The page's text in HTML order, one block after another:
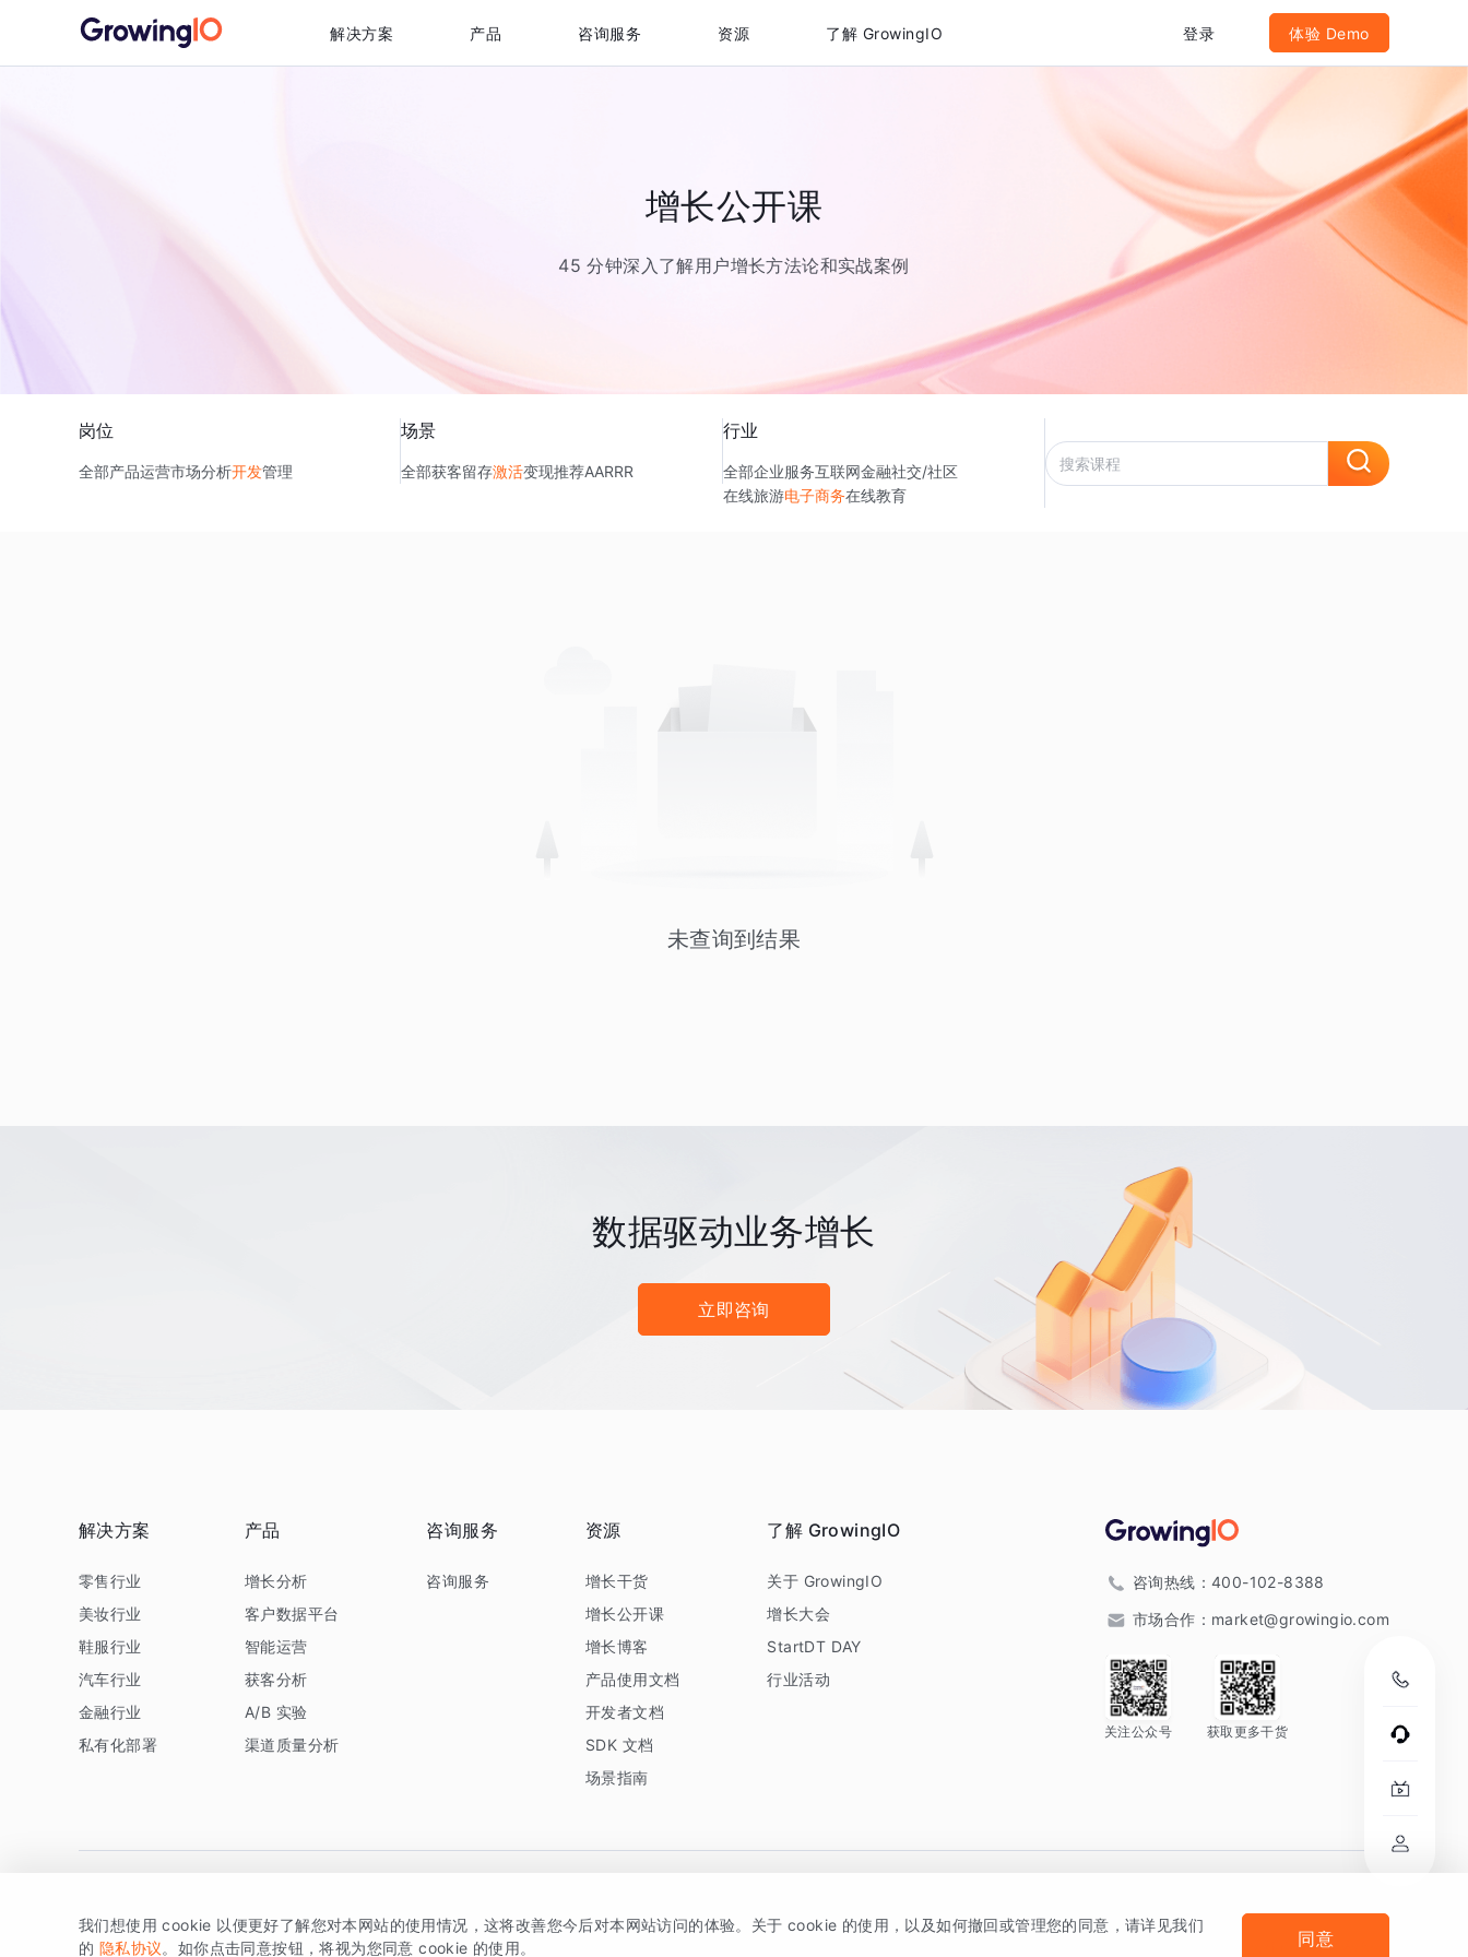
解决方案 产品 咨询服务 资源 了解 GrowingIO 登录 体验 Demo
增长公开课
45 分钟深入了解用户增长方法论和实战案例
岗位
全部产品运营市场分析开发管理
场景
全部获客留存激活变现推荐AARRR
行业
全部企业服务互联网金融社交/社区
在线旅游电子商务在线教育
未查询到结果
数据驱动业务增长
立即咨询
解决方案
零售行业
美妆行业
鞋服行业
汽车行业
金融行业
私有化部署
产品
增长分析
客户数据平台
智能运营
获客分析
A/B 实验
渠道质量分析
咨询服务
咨询服务
资源
增长干货
增长公开课
增长博客
产品使用文档
开发者文档
SDK 文档
场景指南
了解 GrowingIO
关于 GrowingIO
增长大会
StartDT DAY
行业活动
咨询热线： 400-102-8388
市场合作： market@growingio.com
关注公众号 获取更多干货
版权所有 © 北京易数科技有限公司SDK相关说明 京ICP备15038330号 法律声明及隐私条款
我们想使用 cookie 以便更好了解您对本网站的使用情况，这将改善您今后对本网站访问的体验。关于 cookie 的使用，以及如何撤回或管理您的同意，请详见我们
的 隐私协议。如你点击同意按钮，将视为您同意 cookie 的使用。 同意